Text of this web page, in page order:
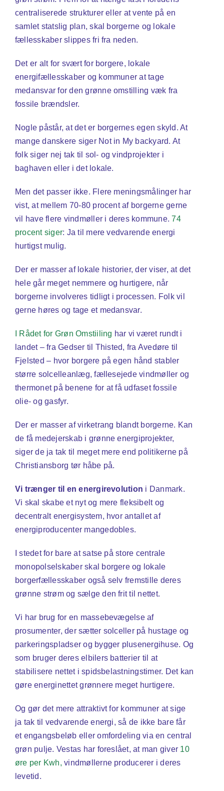
centraliserede strukturer eller at vente på en
samlet statslig plan, skal borgerne og lokale
fællesskaber slippes fri fra neden.
Det er alt for svært for borgere, lokale
energifællesskaber og kommuner at tage
medansvar for den grønne omstilling væk fra
fossile brændsler.
Nogle påstår, at det er borgernes egen skyld. At
mange danskere siger Not in My backyard. At
folk siger nej tak til sol- og vindprojekter i
baghaven eller i det lokale.
Men det passer ikke. Flere meningsmålinger har
vist, at mellem 70-80 procent af borgerne gerne
vil have flere vindmøller i deres kommune.74
procent siger: Ja til mere vedvarende energi
hurtigst mulig.
Der er masser af lokale historier, der viser, at det
hele går meget nemmere og hurtigere, når
borgerne involveres tidligt i processen. Folk vil
gerne høres og tage et medansvar.
I Rådet for Grøn Omstiiling har vi været rundt i
landet – fra Gedser til Thisted, fra Avedøre til
Fjelsted – hvor borgere på egen hånd stabler
større solcelleanlæg, fællesejede vindmøller og
thermonet på benene for at få udfaset fossile
olie- og gasfyr.
Der er masser af virketrang blandt borgerne. Kan
de få medejerskab i grønne energiprojekter,
siger de ja tak til meget mere end politikerne på
Christiansborg tør håbe på.
Vi trænger til en energirevolution i Danmark.
Vi skal skabe et nyt og mere fleksibelt og
decentralt energisystem, hvor antallet af
energiproducenter mangedobles.
I stedet for bare at satse på store centrale
monopolselskaber skal borgere og lokale
borgerfællesskaber også selv fremstille deres
grønne strøm og sælge den frit til nettet.
Vi har brug for en massebevægelse af
prosumenter, der sætter solceller på hustage og
parkeringspladser og bygger plusenergihuse. Og
som bruger deres elbilers batterier til at
stabilisere nettet i spidsbelastningstimer. Det kan
gøre energinettet grønnere meget hurtigere.
Og gør det mere attraktivt for kommuner at sige
ja tak til vedvarende energi, så de ikke bare får
et engangsbeløb eller omfordeling via en central
grøn pulje. Vestas har foreslået, at man giver 10
øre per Kwh, vindmøllerne producerer i deres
levetid.